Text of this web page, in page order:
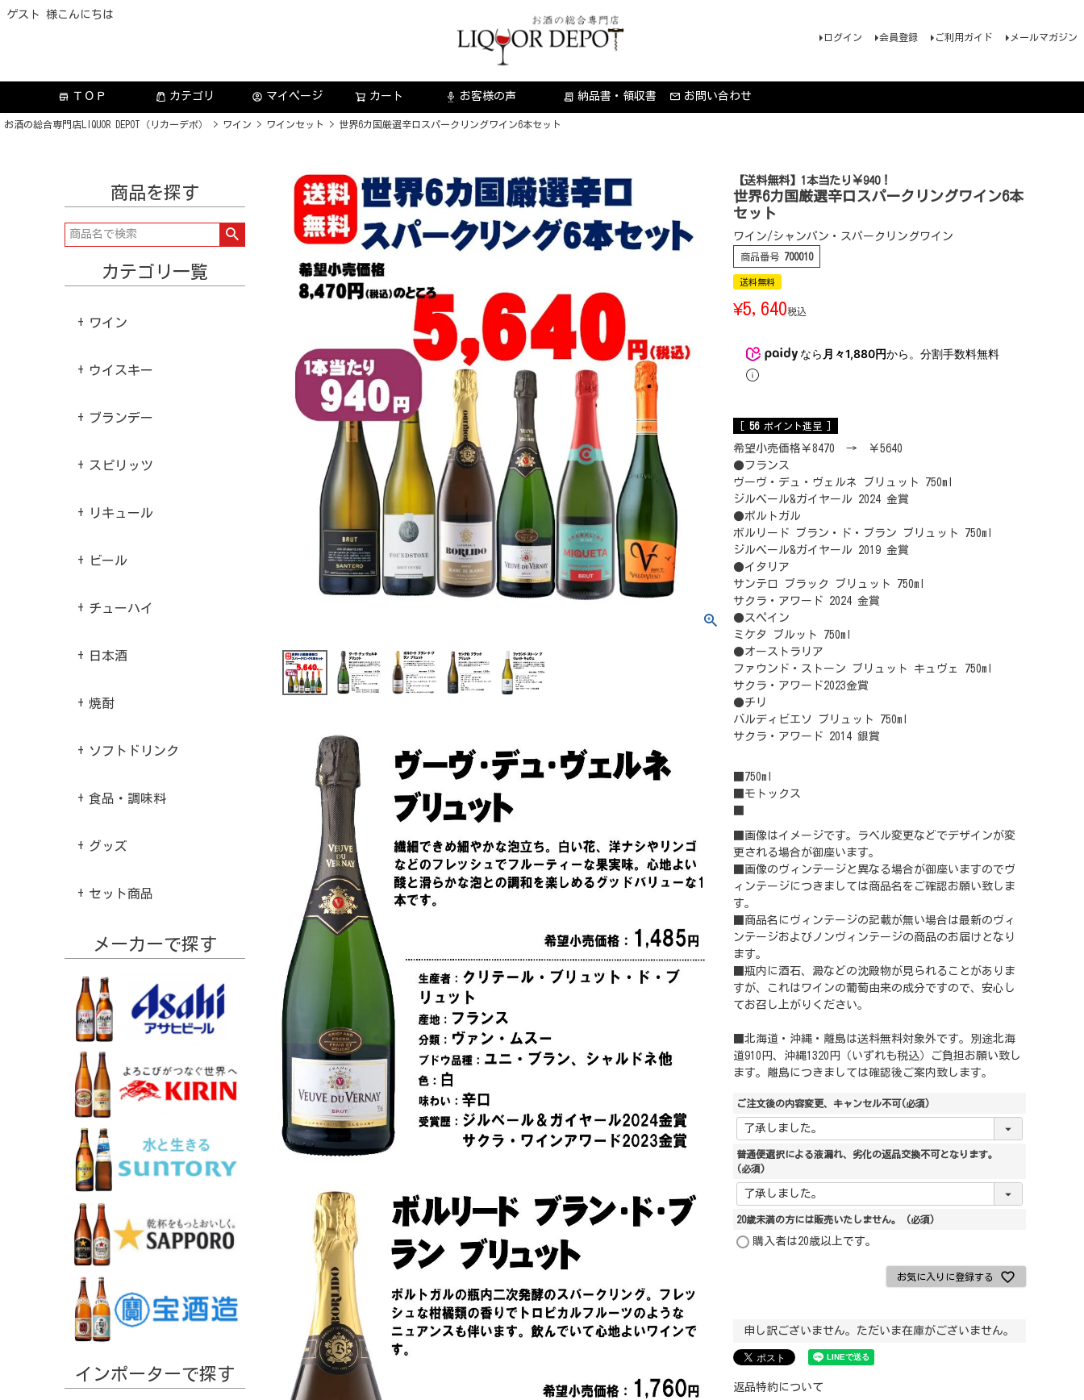
ゲスト 様こんにちは
ログイン 会員登録 ご利用ガイド メールマガジン
store ＴＯＰ カテゴリ account_circle マイページ カート settings_voice お客様の声 receipt_long 納品書・領収書 お問い合わせ
お酒の総合専門店LIQUOR DEPOT（リカーデポ） ワイン ワインセット 世界6カ国厳選辛口スパークリングワイン6本セット
商品を探す
カテゴリ一覧
ワイン
ウイスキー
ブランデー
スピリッツ
リキュール
ビール
チューハイ
日本酒
焼酎
ソフトドリンク
食品・調味料
グッズ
セット商品
メーカーで探す
インポーターで探す
【送料無料】1本当たり￥940！
世界6カ国厳選辛口スパークリングワイン6本
セット
ワイン/シャンパン・スパークリングワイン
商品番号 700010
送料無料
¥5,640税込
なら 月々1,880円から。分割手数料無料
56 ポイント進呈 ]
希望小売価格￥8470 → ￥5640
●フランス
ヴーヴ・デュ・ヴェルネ ブリュット 750ml
ジルベール&ガイヤール 2024 金賞
●ポルトガル
ボルリード ブラン・ド・ブラン ブリュット 750ml
ジルベール&ガイヤール 2019 金賞
●イタリア
サンテロ ブラック ブリュット 750ml
サクラ・アワード 2024 金賞
●スペイン
ミケタ ブルット 750ml
●オーストラリア
ファウンド・ストーン ブリュット キュヴェ 750ml
サクラ・アワード2023金賞
●チリ
バルディビエソ ブリュット 750ml
サクラ・アワード 2014 銀賞
■750ml
■モトックス
■画像はイメージです。ラベル変更などでデザインが変
更される場合が御座います。
■画像のヴィンテージと異なる場合が御座いますのでヴ
ィンテージにつきましては商品名をご確認お願い致しま
す。
■商品名にヴィンテージの記載が無い場合は最新のヴィ
ンテージおよびノンヴィンテージの商品のお届けとなり
ます。
■瓶内に酒石、澱などの沈殿物が見られることがありま
すが、これはワインの葡萄由来の成分ですので、安心し
てお召し上がりください。
■北海道・沖縄・離島は送料無料対象外です。別途北海
道910円、沖縄1320円（いずれも税込）ご負担お願い致し
ます。離島につきましては確認後ご案内致します。
ご注文後の内容変更、キャンセル不可 (必須)
普通便選択による液漏れ、劣化の返品交換不可となります。
(必須)
20歳未満の方には販売いたしません。 (必須)
購入者は20歳以上です。
お気に入りに登録する
申し訳ございません。ただいま在庫がございません。
返品特約について